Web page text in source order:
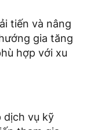
tiến và nâng
gia tăng
hợp với xu
dịch vụ kỹ